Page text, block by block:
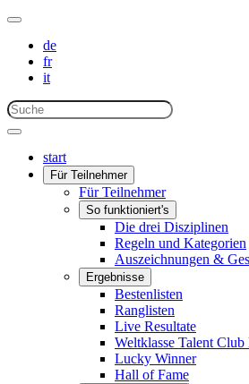
de
fr
it
start
Für Teilnehmer
Für Teilnehmer
So funktioniert's
Die drei Disziplinen
Regeln und Kategorien
Auszeichnungen &
Ergebnisse
Bestenlisten
Ranglisten
Live Resultate
Weltklasse Talent Club
Lucky Winner
Hall of Fame